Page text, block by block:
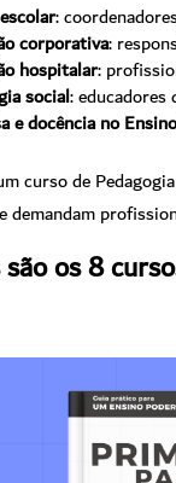
:
corporativa:
hospitalar:
social:
e docência no
curso de
demandam
são os 8